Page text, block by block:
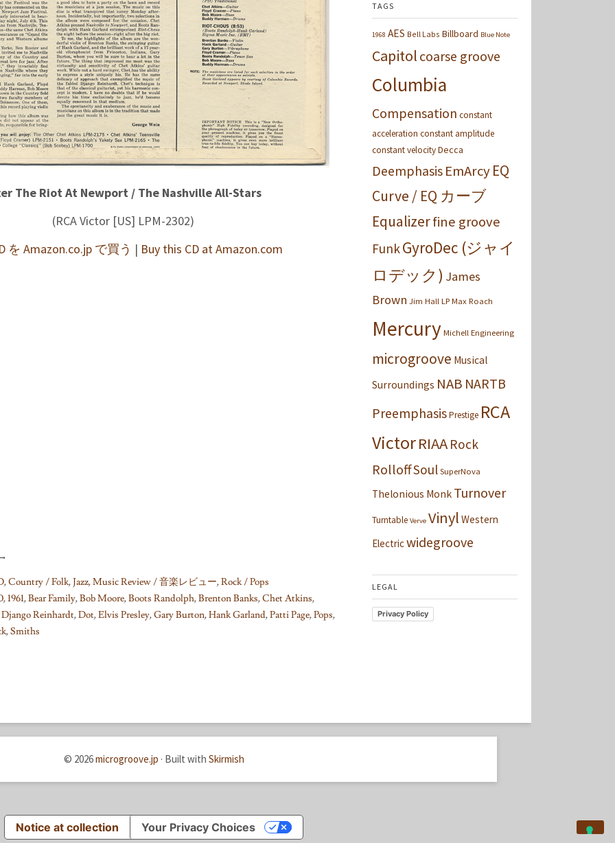
The Riot At Newport / The Nashville All-Stars
(RCA Victor [US] LPM-2302)
を Amazon.co.jp で買う | Buy this CD at Amazon.com
,Country / Folk,Jazz,Music Review / 音楽レビュー,Rock / Pops
,1961,Bear Family,Bob Moore,Boots Randolph,Brenton Banks,Chet Atkins,
Django Reinhardt,Dot,Elvis Presley,Gary Burton,Hank Garland,Patti Page,Pops,
,Smiths
TAGS
1968 AES Bell Labs Billboard Blue Note
Capitol coarse groove
Columbia
Compensation constant
acceleration constant amplitude
constant velocityDecca
Deemphasis EmArcyEQ
Curve / EQ カーブ
Equalizerfine groove
FunkGyroDec (ジャイ
ロデック) James
Brown Jim Hall LP Max Roach
Mercury Michell Engineering
microgroove Musical
Surroundings NAB NARTB
PreemphasisPrestige RCA
VictorRIAA Rock
RolloffSoul SuperNova
Thelonious Monk Turnover
Turntable Verve Vinyl Western
Electricwidegroove
LEGAL
Privacy Policy
© 2026microgroove.jp · Built with Skirmish
Notice at collection Your Privacy Choices